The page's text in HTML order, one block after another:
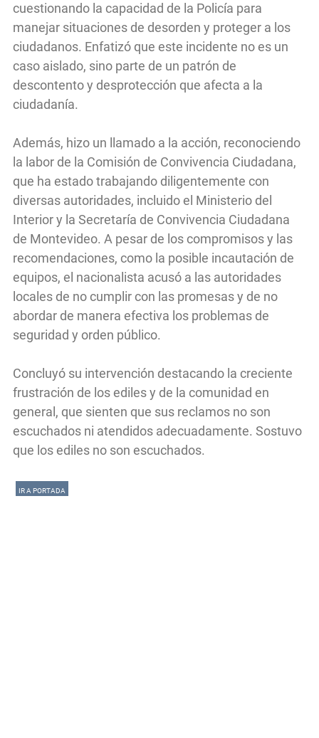
cuestionando la capacidad de la Policía para
manejar situaciones de desorden y proteger a los
ciudadanos. Enfatizó que este incidente no es un
caso aislado, sino parte de un patrón de
descontento y desprotección que afecta a la
ciudadanía.
Además, hizo un llamado a la acción, reconociendo
la labor de la Comisión de Convivencia Ciudadana,
que ha estado trabajando diligentemente con
diversas autoridades, incluido el Ministerio del
Interior y la Secretaría de Convivencia Ciudadana
de Montevideo. A pesar de los compromisos y las
recomendaciones, como la posible incautación de
equipos, el nacionalista acusó a las autoridades
locales de no cumplir con las promesas y de no
abordar de manera efectiva los problemas de
seguridad y orden público.
Concluyó su intervención destacando la creciente
frustración de los ediles y de la comunidad en
general, que sienten que sus reclamos no son
escuchados ni atendidos adecuadamente. Sostuvo
que los ediles no son escuchados.
IR A PORTADA